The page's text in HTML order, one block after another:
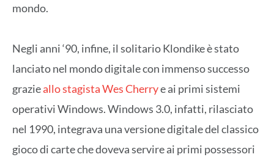
mondo.
Negli anni ‘90, infine, il solitario Klondike è stato
lanciato nel mondo digitale con immenso successo
grazieallo stagista Wes Cherrye ai primi sistemi
operativi Windows. Windows 3.0, infatti, rilasciato
nel 1990, integrava una versione digitale del classico
gioco di carte che doveva servire ai primi possessori